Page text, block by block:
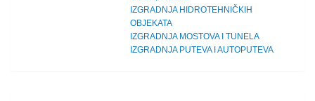
IZGRADNJA HIDROTEHNIČKIH
OBJEKATA
IZGRADNJA MOSTOVA I TUNELA
IZGRADNJA PUTEVA I AUTOPUTEVA